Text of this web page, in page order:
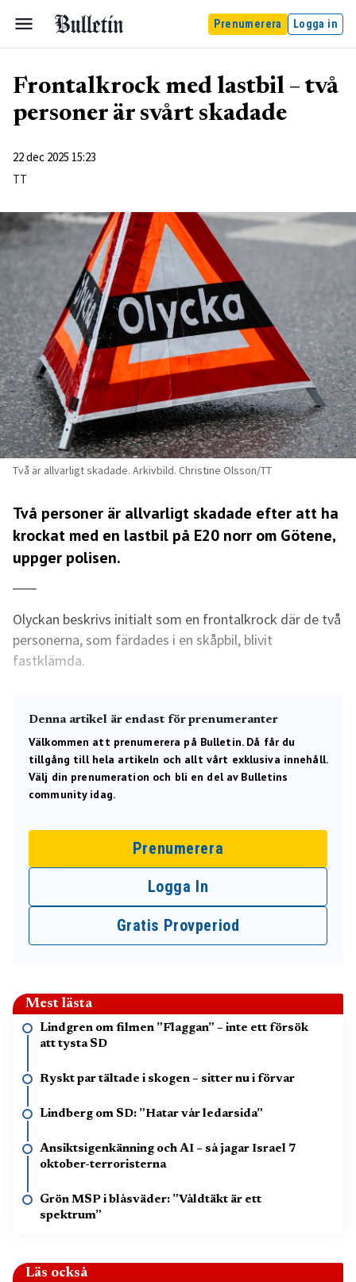
Prenumerera Logga in
Frontalkrock med lastbil – två
personer är svårt skadade
22 dec 2025 15:23
TT
Två är allvarligt skadade. Arkivbild. Christine Olsson/TT
Två personer är allvarligt skadade efter att ha
krockat med en lastbil på E20 norr om Götene,
uppger polisen.
Olyckan beskrivs initialt som en frontalkrock där de två
personerna, som färdades i en skåpbil, blivit
fastklämda.
Denna artikel är endast för prenumeranter
Välkommen att prenumerera på Bulletin. Då får du
tillgång till hela artikeln och allt vårt exklusiva innehåll.
Välj din prenumeration och bli en del av Bulletins
community idag.
Prenumerera
Logga In
Gratis Provperiod
Mest lästa
Lindgren om filmen ”Flaggan” – inte ett försök
att tysta SD
Ryskt par tältade i skogen – sitter nu i förvar
Lindberg om SD: ”Hatar vår ledarsida”
Ansiktsigenkänning och AI – så jagar Israel 7
oktober-terroristerna
Grön MSP i blåsväder: ”Våldtäkt är ett
spektrum”
Läs också